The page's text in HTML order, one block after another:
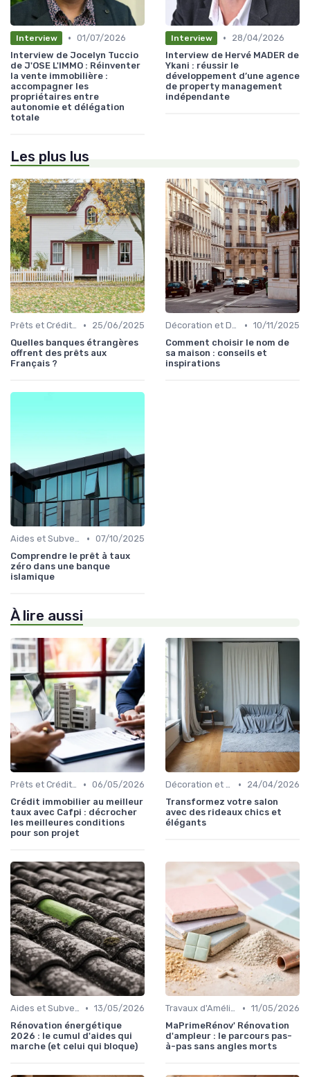
Interview • 01/07/2026
Interview de Jocelyn Tuccio
de J'OSE L'IMMO : Réinventer
la vente immobilière :
accompagner les
propriétaires entre
autonomie et délégation
totale
Interview •
28/04/2026
Interview de Hervé MADER de
Ykani : réussir le
développement d’une agence
de property management
indépendante
Les plus lus
Prêts et Crédits Immobiliers •
25/06/2025
Quelles banques étrangères
offrent des prêts aux
Français ?
Décoration et Design d'Intérieur • 10/11/2025
Comment choisir le nom de
sa maison : conseils et
inspirations
Aides et Subventions Immobilières • 07/10/2025
Comprendre le prêt à taux
zéro dans une banque
islamique
À lire aussi
Prêts et Crédits Immobiliers • 06/05/2026
Crédit immobilier au meilleur
taux avec Cafpi : décrocher
les meilleures conditions
pour son projet
Décoration et Design d'Intérieur •
24/04/2026
Transformez votre salon
avec des rideaux chics et
élégants
Aides et Subventions Immobilières • 13/05/2026
Rénovation énergétique
2026 : le cumul d'aides qui
marche (et celui qui bloque)
Travaux d'Amélioration Énergétique • 11/05/2026
MaPrimeRénov' Rénovation
d'ampleur : le parcours pas-
à-pas sans angles morts